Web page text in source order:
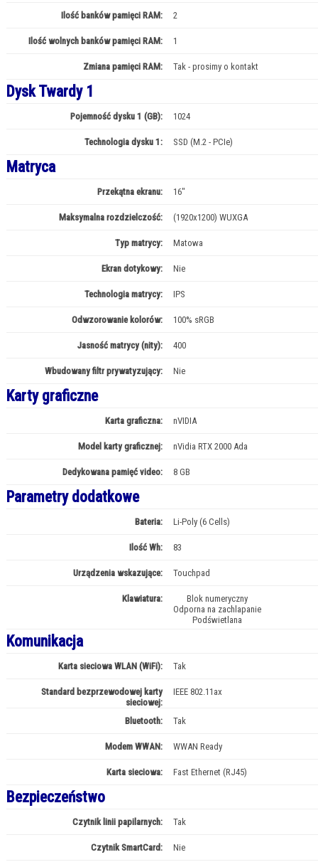
Ilość banków pamięci RAM: 2
Ilość wolnych banków pamięci RAM: 1
Zmiana pamięci RAM: Tak - prosimy o kontakt
Dysk Twardy 1
Pojemność dysku 1 (GB): 1024
Technologia dysku 1: SSD (M.2 - PCIe)
Matryca
Przekątna ekranu: 16"
Maksymalna rozdzielczość: (1920x1200) WUXGA
Typ matrycy: Matowa
Ekran dotykowy: Nie
Technologia matrycy: IPS
Odwzorowanie kolorów: 100% sRGB
Jasność matrycy (nity): 400
Wbudowany filtr prywatyzujący: Nie
Karty graficzne
Karta graficzna: nVIDIA
Model karty graficznej: nVidia RTX 2000 Ada
Dedykowana pamięć video: 8 GB
Parametry dodatkowe
Bateria: Li-Poly (6 Cells)
Ilość Wh: 83
Urządzenia wskazujące: Touchpad
Klawiatura:
Blok numeryczny
Odporna na zachlapanie
Podświetlana
Komunikacja
Karta sieciowa WLAN (WiFi): Tak
Standard bezprzewodowej karty
sieciowej:
IEEE 802.11ax
Bluetooth: Tak
Modem WWAN: WWAN Ready
Karta sieciowa: Fast Ethernet (RJ45)
Bezpieczeństwo
Czytnik linii papilarnych: Tak
Czytnik SmartCard: Nie